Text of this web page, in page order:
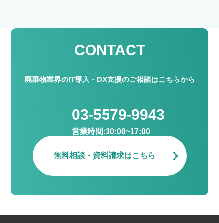
CONTACT
廃棄物業界のIT導入・DX支援のご相談はこちらから
無料相談・資料請求はこちら
03-5579-9943
営業時間:10:00~17:00